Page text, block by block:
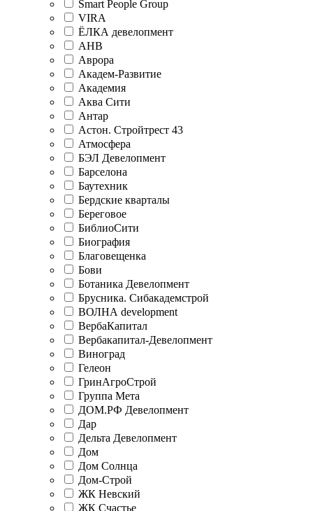
Smart People Group
VIRA
ЁЛКА девелопмент
АНВ
Аврора
Академ-Развитие
Академия
Аква Сити
Антар
Астон. Стройтрест 43
Атмосфера
БЭЛ Девелопмент
Барселона
Баутехник
Бердские кварталы
Береговое
БиблиоСити
Биография
Благовещенка
Бови
Ботаника Девелопмент
Брусника. Сибакадемстрой
ВОЛНА development
ВербаКапитал
Вербакапитал-Девелопмент
Виноград
Гелеон
ГринАгроСтрой
Группа Мета
ДОМ.РФ Девелопмент
Дар
Дельта Девелопмент
Дом
Дом Солнца
Дом-Строй
ЖК Невский
ЖК Счастье